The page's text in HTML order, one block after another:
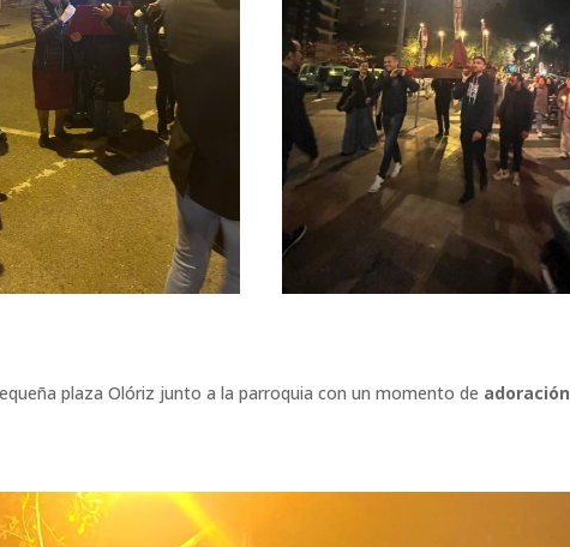
plaza Olóriz junto a la parroquia con un momento de